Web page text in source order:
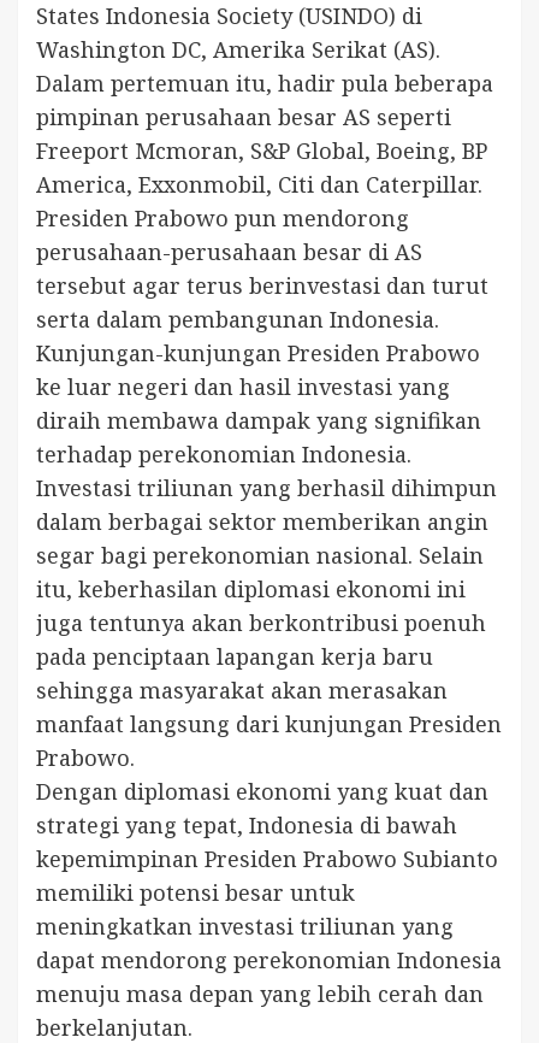
States Indonesia Society (USINDO) di
Washington DC, Amerika Serikat (AS).
Dalam pertemuan itu, hadir pula beberapa
pimpinan perusahaan besar AS seperti
Freeport Mcmoran, S&P Global, Boeing, BP
America, Exxonmobil, Citi dan Caterpillar.
Presiden Prabowo pun mendorong
perusahaan-perusahaan besar di AS
tersebut agar terus berinvestasi dan turut
serta dalam pembangunan Indonesia.
Kunjungan-kunjungan Presiden Prabowo
ke luar negeri dan hasil investasi yang
diraih membawa dampak yang signifikan
terhadap perekonomian Indonesia.
Investasi triliunan yang berhasil dihimpun
dalam berbagai sektor memberikan angin
segar bagi perekonomian nasional. Selain
itu, keberhasilan diplomasi ekonomi ini
juga tentunya akan berkontribusi poenuh
pada penciptaan lapangan kerja baru
sehingga masyarakat akan merasakan
manfaat langsung dari kunjungan Presiden
Prabowo.
Dengan diplomasi ekonomi yang kuat dan
strategi yang tepat, Indonesia di bawah
kepemimpinan Presiden Prabowo Subianto
memiliki potensi besar untuk
meningkatkan investasi triliunan yang
dapat mendorong perekonomian Indonesia
menuju masa depan yang lebih cerah dan
berkelanjutan.